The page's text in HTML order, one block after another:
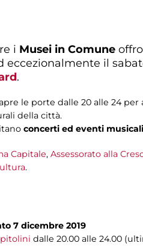
i Musei in Comune
eccezionalmente il
.
le porte dalle 20 alle 24
della città.
concerti ed eventi musicali
Capitale, Assessorato alla
.
7 dicembre 2019
dalle 20.00 alle 24.00